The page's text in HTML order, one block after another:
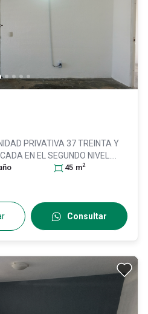
PRIVATIVA 37 TREINTA Y
EN EL SEGUNDO NIVEL.
Zapopan,Zapopan
45 m2
Consultar